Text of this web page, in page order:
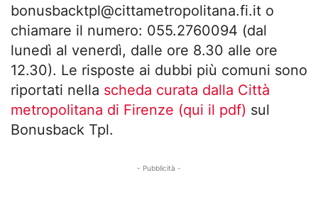
bonusbacktpl@cittametropolitana.fi.it o
chiamare il numero: 055.2760094 (dal
lunedì al venerdì, dalle ore 8.30 alle ore
12.30). Le risposte ai dubbi più comuni sono
riportati nella scheda curata dalla Città
metropolitana di Firenze (qui il pdf) sul
Bonusback Tpl.
- Pubblicità -